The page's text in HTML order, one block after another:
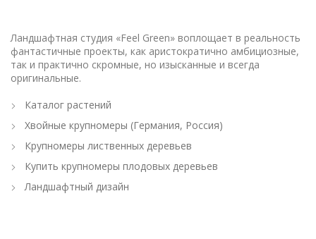
Ландшафтная студия «Feel Green» воплощает в реальность
фантастичные проекты, как аристократично амбициозные,
так и практично скромные, но изысканные и всегда
оригинальные.
Каталог растений
Хвойные крупномеры (Германия, Россия)
Крупномеры лиственных деревьев
Купить крупномеры плодовых деревьев
Ландшафтный дизайн